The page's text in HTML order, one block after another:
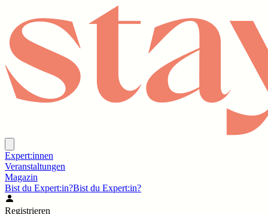
Expert:innen
Veranstaltungen
Magazin
Bist du Expert:in?Bist du Expert:in?
Registrieren